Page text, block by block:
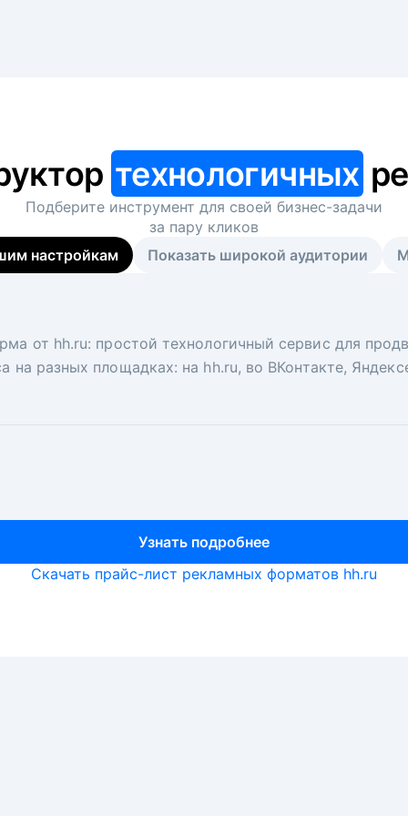
технологичных
Подберите инструмент для своей бизнес-задачи
за пару кликов
настройкам
Показать широкой аудитории
от hh.ru: простой технологичный сервис для
на разных площадках: на hh.ru, во ВКонтакте,
Узнать подробнее
вакансий на главной странице hh.ru.
ключ. Решите, сколько кандидатов и когда вам
рекрутеры и проектные менеджеры hh.ru с
Узнать подробнее
Скачать прайс-лист рекламных форматов hh.ru